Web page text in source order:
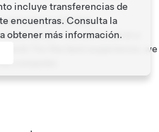
session and date,
email. You will receive a
For the best experience, we
computer.
incluye transferencias de
encuentras. Consulta la
obtener más información.